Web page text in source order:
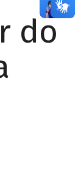
do